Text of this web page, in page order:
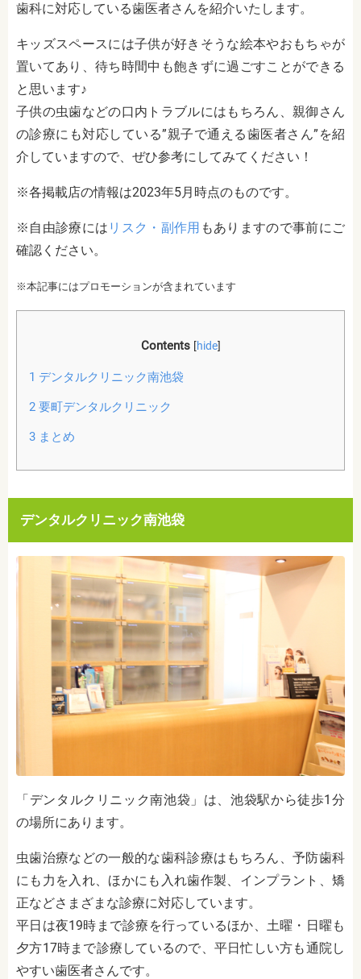
歯科に対応している歯医者さんを紹介いたします。
キッズスペースには子供が好きそうな絵本やおもちゃが
置いてあり、待ち時間中も飽きずに過ごすことができる
と思います♪
子供の虫歯などの口内トラブルにはもちろん、親御さん
の診療にも対応している”親子で通える歯医者さん”を紹
介していますので、ぜひ参考にしてみてください！
※各掲載店の情報は2023年5月時点のものです。
※自由診療には リスク・副作用 もありますので事前にご
確認ください。
※本記事にはプロモーションが含まれています
Contents [hide]
1 デンタルクリニック南池袋
2要町デンタルクリニック
3まとめ
デンタルクリニック南池袋
「デンタルクリニック南池袋」は、池袋駅から徒歩1分
の場所にあります。
虫歯治療などの一般的な歯科診療はもちろん、予防歯科
にも力を入れ、ほかにも入れ歯作製、インプラント、矯
正などさまざまな診療に対応しています。
平日は夜19時まで診療を行っているほか、土曜・日曜も
夕方17時まで診療しているので、平日忙しい方も通院し
やすい歯医者さんです。